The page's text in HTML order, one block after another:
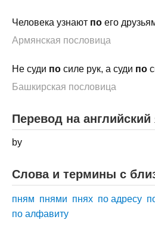
Человека узнают по его
Армянская пословица
Не суди по силе рук, а суди по
Башкирская пословица
Перевод на
by
Слова и термины с
пням пнями пнях по адресу
по алфавиту